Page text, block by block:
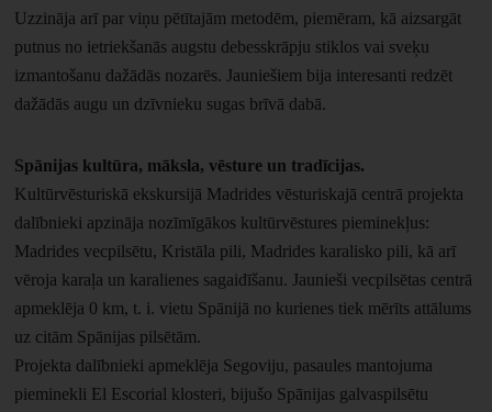
Uzzināja arī par viņu pētītajām metodēm, piemēram, kā aizsargāt
putnus no ietriekšanās augstu debesskrāpju stiklos vai sveķu
izmantošanu dažādās nozarēs. Jauniešiem bija interesanti redzēt
dažādās augu un dzīvnieku sugas brīvā dabā.
Spānijas kultūra, māksla, vēsture un tradīcijas.
Kultūrvēsturiskā ekskursijā Madrides vēsturiskajā centrā projekta
dalībnieki apzināja nozīmīgākos kultūrvēstures pieminekļus:
Madrides vecpilsētu, Kristāla pili, Madrides karalisko pili, kā arī
vēroja karaļa un karalienes sagaidīšanu. Jaunieši vecpilsētas centrā
apmeklēja 0 km, t. i. vietu Spānijā no kurienes tiek mērīts attālums
uz citām Spānijas pilsētām.
Projekta dalībnieki apmeklēja Segoviju, pasaules mantojuma
pieminekli El Escorial klosteri, bijušo Spānijas galvaspilsētu